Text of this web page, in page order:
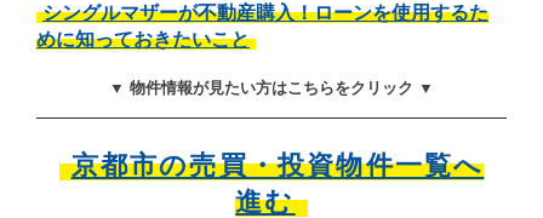
シングルマザーが不動産購入！ローンを使用するた
めに知っておきたいこと
▼ 物件情報が見たい方はこちらをクリック ▼
京都市の売買・投資物件一覧へ
進む